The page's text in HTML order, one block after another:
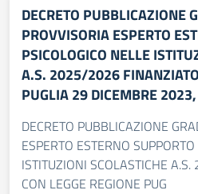
DECRETO PUBBLICAZIONE
PROVVISORIA ESPERTO
PSICOLOGICO NELLE
A.S. 2025/2026 FINANZIATO
PUGLIA 29 DICEMBRE
DECRETO PUBBLICAZIONE
ESPERTO ESTERNO
ISTITUZIONI SCOLASTICHE
CON LEGGE REGIONE PUG